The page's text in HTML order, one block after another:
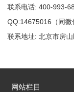
联系电话: 400-993-
QQ:14675016（同微
联系地址: 北京市房
网站栏目